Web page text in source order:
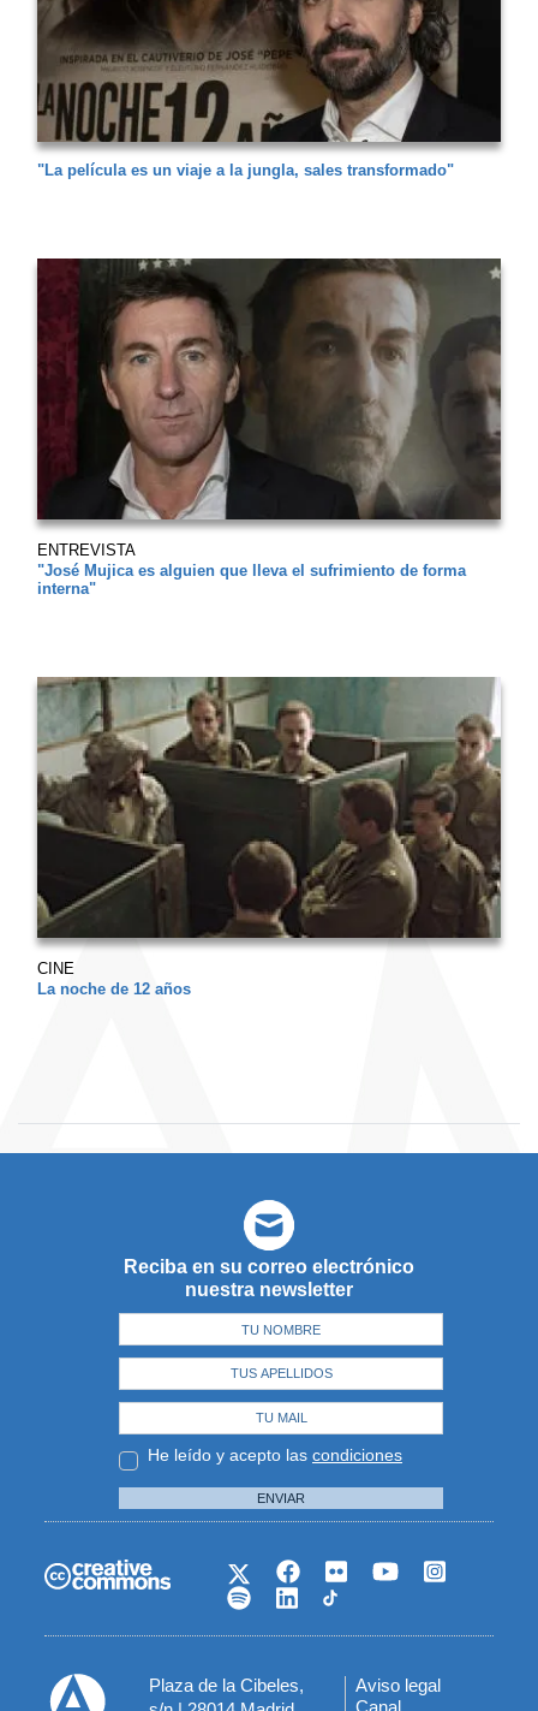
"La película es un viaje a la jungla, sales transformado"
ENTREVISTA
"José Mujica es alguien que lleva el sufrimiento de forma
interna"
CINE
La noche de 12 años
Reciba en su correo electrónico
nuestra newsletter
He leído y acepto las condiciones
ENVIAR
Plaza de la Cibeles,
Menú
Aviso legal